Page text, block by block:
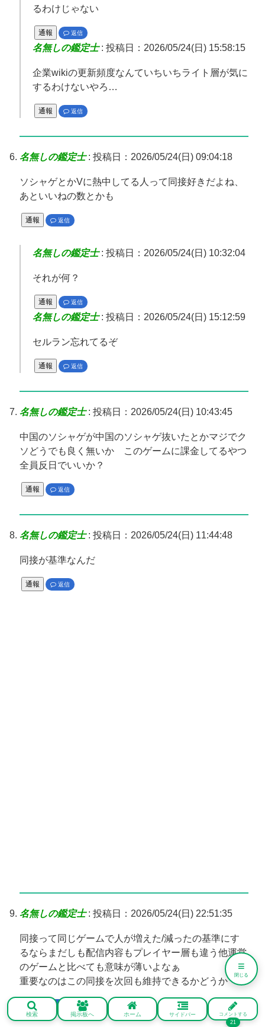
るわけじゃない
通報 返信
名無しの鑑定士: 投稿日：2026/05/24(日) 15:58:15
企業wikiの更新頻度なんていちいちライト層が気に
するわけないやろ…
通報 返信
名無しの鑑定士: 投稿日：2026/05/24(日) 09:04:18
ソシャゲとかVに熱中してる人って同接好きだよね、
あといいねの数とかも
通報 返信
名無しの鑑定士: 投稿日：2026/05/24(日) 10:32:04
それが何？
通報 返信
名無しの鑑定士: 投稿日：2026/05/24(日) 15:12:59
セルラン忘れてるぞ
通報 返信
名無しの鑑定士: 投稿日：2026/05/24(日) 10:43:45
中国のソシャゲが中国のソシャゲ抜いたとかマジでク
ソどうでも良く無いか このゲームに課金してるやつ
全員反日でいいか？
通報 返信
名無しの鑑定士: 投稿日：2026/05/24(日) 11:44:48
同接が基準なんだ
通報 返信
名無しの鑑定士: 投稿日：2026/05/24(日) 22:51:35
同接って同じゲームで人が増えた/減ったの基準にす
るならまだしも配信内容もプレイヤー層も違う他運営
のゲームと比べても意味が薄いよなぁ
重要なのはこの同接を次回も維持できるかどうか
通報
返信
検索
掲示板へ ホーム サイドバー コメントする
21
≡
閉じる